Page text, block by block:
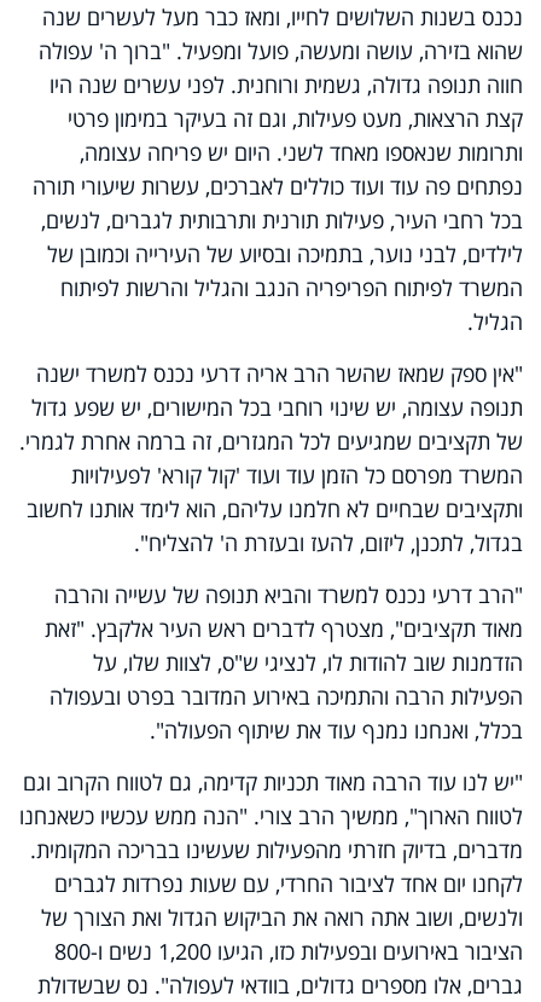
נכנס בשנות השלושים לחייו, ומאז כבר מעל לעשרים שנה
שהוא בזירה, עושה ומעשה, פועל ומפעיל. "ברוך ה' עפולה
חווה תנופה גדולה, גשמית ורוחנית. לפני עשרים שנה היו
קצת הרצאות, מעט פעילות, וגם זה בעיקר במימון פרטי
ותרומות שנאספו מאחד לשני. היום יש פריחה עצומה,
נפתחים פה עוד ועוד כוללים לאברכים, עשרות שיעורי תורה
בכל רחבי העיר, פעילות תורנית ותרבותית לגברים, לנשים,
לילדים, לבני נוער, בתמיכה ובסיוע של העירייה וכמובן של
המשרד לפיתוח הפריפריה הנגב והגליל והרשות לפיתוח
הגליל.
"אין ספק שמאז שהשר הרב אריה דרעי נכנס למשרד ישנה
תנופה עצומה, יש שינוי רוחבי בכל המישורים, יש שפע גדול
של תקציבים שמגיעים לכל המגזרים, זה ברמה אחרת לגמרי.
המשרד מפרסם כל הזמן עוד ועוד 'קול קורא' לפעילויות
ותקציבים שבחיים לא חלמנו עליהם, הוא לימד אותנו לחשוב
בגדול, לתכנן, ליזום, להעז ובעזרת ה' להצליח".
"הרב דרעי נכנס למשרד והביא תנופה של עשייה והרבה
מאוד תקציבים", מצטרף לדברים ראש העיר אלקבץ. "זאת
הזדמנות שוב להודות לו, לנציגי ש"ס, לצוות שלו, על
הפעילות הרבה והתמיכה באירוע המדובר בפרט ובעפולה
בכלל, ואנחנו נמנף עוד את שיתוף הפעולה".
"יש לנו עוד הרבה מאוד תכניות קדימה, גם לטווח הקרוב וגם
לטווח הארוך", ממשיך הרב צורי. "הנה ממש עכשיו כשאנחנו
מדברים, בדיוק חזרתי מהפעילות שעשינו בבריכה המקומית.
לקחנו יום אחד לציבור החרדי, עם שעות נפרדות לגברים
ולנשים, ושוב אתה רואה את הביקוש הגדול ואת הצורך של
הציבור באירועים ובפעילות כזו, הגיעו 1,200 נשים ו-800
גברים, אלו מספרים גדולים, בוודאי לעפולה". נס שבשדולת